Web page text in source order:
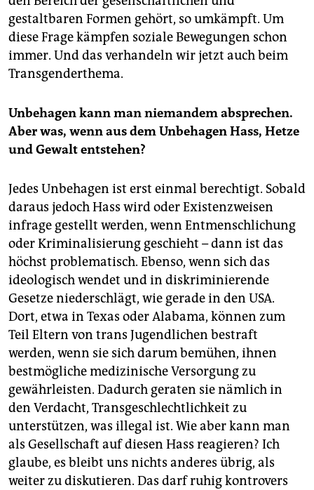
gestaltbaren Formen gehört, so umkämpft. Um
diese Frage kämpfen soziale Bewegungen schon
immer. Und das verhandeln wir jetzt auch beim
Transgenderthema.
Unbehagen kann man niemandem absprechen.
Aber was, wenn aus dem Unbehagen Hass, Hetze
und Gewalt entstehen?
Jedes Unbehagen ist erst einmal berechtigt. Sobald
daraus jedoch Hass wird oder Existenzweisen
infrage gestellt werden, wenn Entmenschlichung
oder Kriminalisierung geschieht – dann ist das
höchst problematisch. Ebenso, wenn sich das
ideologisch wendet und in diskriminierende
Gesetze niederschlägt, wie gerade in den USA.
Dort, etwa in Texas oder Alabama, können zum
Teil Eltern von trans Jugendlichen bestraft
werden, wenn sie sich darum bemühen, ihnen
bestmögliche medizinische Versorgung zu
gewährleisten. Dadurch geraten sie nämlich in
den Verdacht, Transgeschlechtlichkeit zu
unterstützen, was illegal ist. Wie aber kann man
als Gesellschaft auf diesen Hass reagieren? Ich
glaube, es bleibt uns nichts anderes übrig, als
weiter zu diskutieren. Das darf ruhig kontrovers